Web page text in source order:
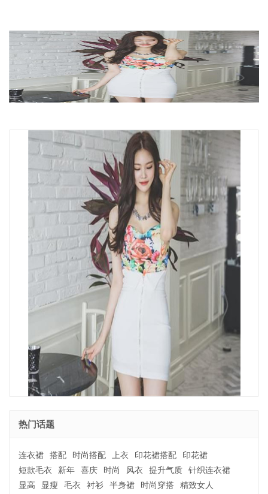
热门话题
连衣裙 搭配 时尚搭配 上衣 印花裙搭配 印花裙
短款毛衣 新年 喜庆 时尚 风衣 提升气质 针织连衣裙
显高 显瘦 毛衣 衬衫 半身裙 时尚穿搭 精致女人